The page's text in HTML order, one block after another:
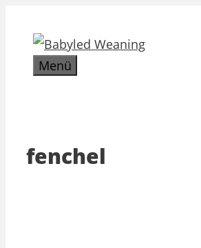
Inhalt
springenMenü
fenchel